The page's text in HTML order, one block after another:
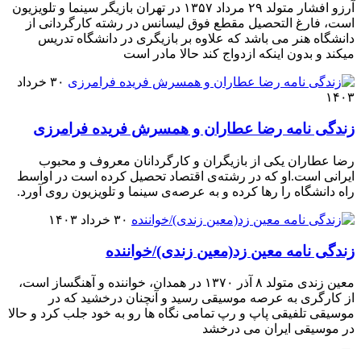
آرزو افشار متولد ۲۹ مرداد ۱۳۵۷ در تهران بازیگر سینما و تلویزیون
است، فارغ التحصیل مقطع فوق لیسانس در رشته کارگردانی از
دانشگاه هنر می باشد که علاوه بر بازیگری در دانشگاه تدریس
میکند و بدون اینکه ازدواج کند حالا مادر است
۳۰ خرداد
۱۴۰۳
زندگی نامه رضا عطاران و همسرش فریده فرامرزی
رضا عطاران یکی از بازیگران و کارگردانان معروف و محبوب
ایرانی است.او که در رشته‌ی اقتصاد تحصیل کرده است در اواسط
راه دانشگاه را رها کرده و به عرصه‌ی سینما و تلویزیون روی آورد.
۳۰ خرداد ۱۴۰۳
زندگی نامه معین زد(معین زندی)/خواننده
معین زندی متولد ۸ آذر ۱۳۷۰ در همدان، خواننده و آهنگساز است،
از کارگری به عرصه موسیقی رسید و آنچنان درخشید که در
موسیقی تلفیقی پاپ و رپ تمامی نگاه ها رو به خود جلب کرد و حالا
در موسیقی ایران می درخشد